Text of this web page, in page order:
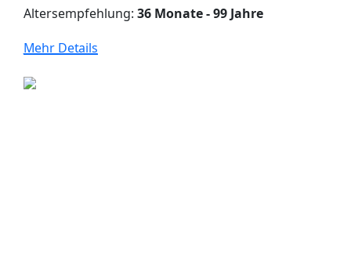
Altersempfehlung: 36 Monate - 99 Jahre
Mehr Details